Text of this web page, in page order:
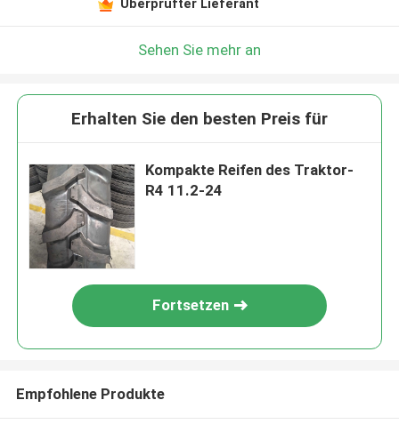
Überprüfter Lieferant
Sehen Sie mehr an
Erhalten Sie den besten Preis für
Kompakte Reifen des Traktor-
R4 11.2-24
Fortsetzen
Empfohlene Produkte